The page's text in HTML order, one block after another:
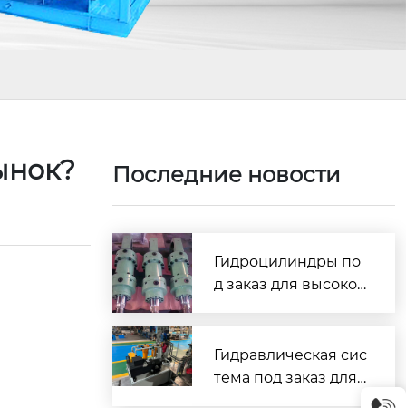
Последние новости
Гидроцилиндры по
д заказ для высокоч
стабильности обор
удования на 40%
Гидравлическая сис
тема под заказ для